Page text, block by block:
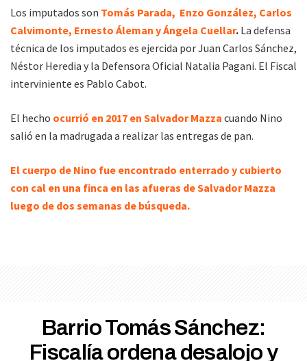
Los imputados son Tomás Parada, Enzo González, Carlos
Calvimonte, Ernesto Áleman y Ángela Cuellar. La defensa
técnica de los imputados es ejercida por Juan Carlos Sánchez,
Néstor Heredia y la Defensora Oficial Natalia Pagani. El Fiscal
interviniente es Pablo Cabot.
El hecho ocurrió en 2017 en Salvador Mazza cuando Nino
salió en la madrugada a realizar las entregas de pan.
El cuerpo de Nino fue encontrado enterrado y cubierto
con cal en una finca en las afueras de Salvador Mazza
luego de dos semanas de búsqueda.
Barrio Tomás Sánchez:
Fiscalía ordena desalojo y